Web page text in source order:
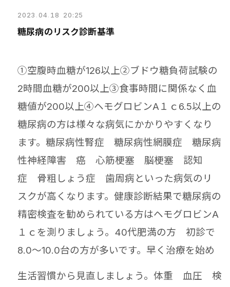
2023 . 04. 18 20:25
糖尿病のリスク診断基準
①空腹時血糖が126以上②ブドウ糖負荷試験の
2時間血糖が200以上③食事時間に関係なく血
糖値が200以上④ヘモグロビンA１ｃ6.5以上の
糖尿病の方は様々な病気にかかりやすくなり
ます。糖尿病性腎症 糖尿病性網膜症 糖尿病
性神経障害 癌 心筋梗塞 脳梗塞 認知
症 骨粗しょう症 歯周病といった病気のリ
スクが高くなります。健康診断結果で糖尿病の
精密検査を勧められている方はヘモグロビンA
１ｃを測りましょう。40代肥満の方 初診で
8.0～10.0台の方が多いです。早く治療を始め
生活習慣から見直しましょう。体重 血圧 検